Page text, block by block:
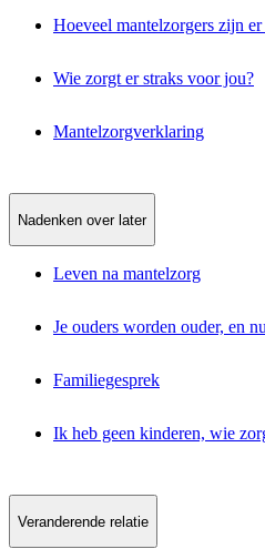
Hoeveel mantelzorgers zijn
Wie zorgt er straks voor jou?
Mantelzorgverklaring
Nadenken over later
Leven na mantelzorg
Je ouders worden ouder, en
Familiegesprek
Ik heb geen kinderen, wie
Veranderende relatie